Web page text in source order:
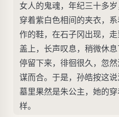
女人的鬼魂，年纪三十多岁
穿着紫白色相间的夹衣，
作的鞋，在石子冈出现，
盖上，长声叹息，稍微休息
停留下来，徘徊很久，忽
谋而合。于是，孙皓按这
墓里果然是朱公主，她的
样。